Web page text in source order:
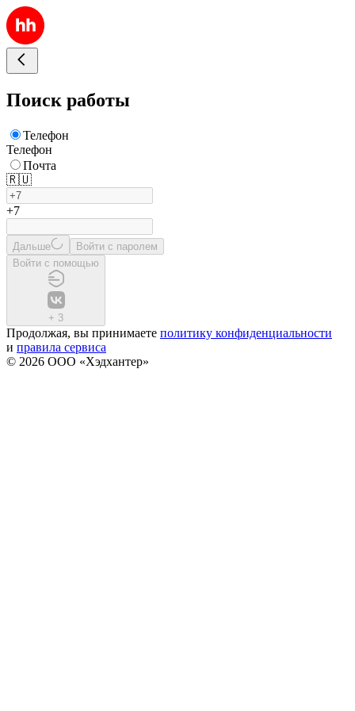
Поиск работы
Телефон
Телефон
Почта
🇷🇺
+7
Дальше
Войти с паролем
Войти с помощью
+ 3
Продолжая, вы принимаете политику конфиденциальности
и правила сервиса
© 2026 ООО «Хэдхантер»